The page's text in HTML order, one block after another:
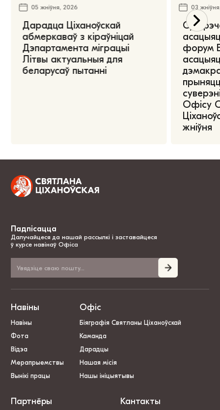
05 жніўня, 2026
Дарадца Ціханоўскай
абмеркаваў з кіраўніцай
Дэпартамента міграцыі
Літвы актуальныя для
беларусаў пытанні
03
форум
Офісу
жніўня
Падпісацца
Далучайцеся да нашай рассылкі і заставайцеся
ў курсе навінаў Офіса
Навіны
Навіны
Фота
Відэа
Мерапрыемствы
Вынікі працы
Офіс
Біяграфія Святланы Ціханоўскай
Каманда
Дарадцы
Нашая місія
Нашы ініцыятывы
Партнёры Кантакты